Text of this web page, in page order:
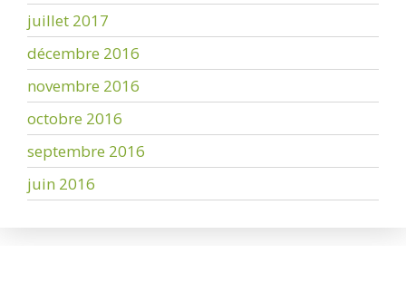
juillet 2017
décembre 2016
novembre 2016
octobre 2016
septembre 2016
juin 2016